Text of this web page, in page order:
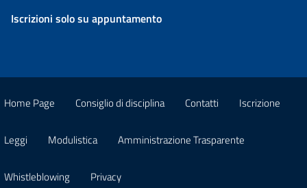
Iscrizioni solo su appuntamento
Home Page Consiglio di disciplina Contatti Iscrizione
Leggi Modulistica Amministrazione Trasparente
Whistleblowing Privacy